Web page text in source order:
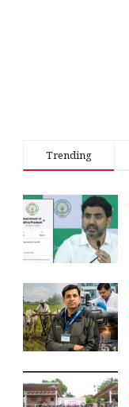
Trending